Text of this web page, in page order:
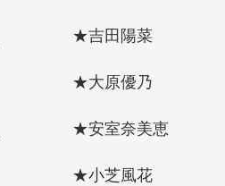
★吉田陽菜
★大原優乃
★安室奈美恵
★小芝風花